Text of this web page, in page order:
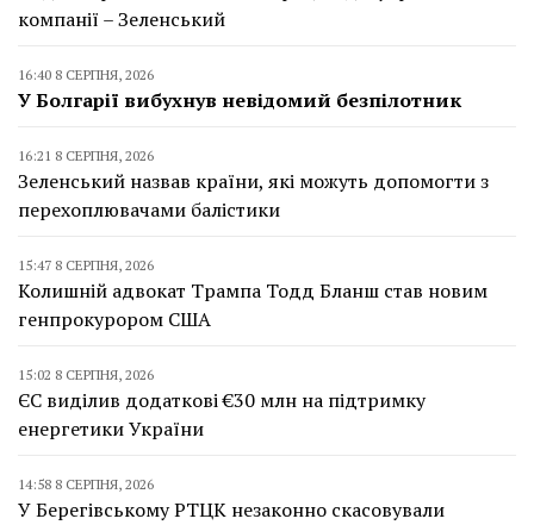
компанії – Зеленський
16:40 8 СЕРПНЯ, 2026
У Болгарії вибухнув невідомий безпілотник
16:21 8 СЕРПНЯ, 2026
Зеленський назвав країни, які можуть допомогти з
перехоплювачами балістики
15:47 8 СЕРПНЯ, 2026
Колишній адвокат Трампа Тодд Бланш став новим
генпрокурором США
15:02 8 СЕРПНЯ, 2026
ЄС виділив додаткові €30 млн на підтримку
енергетики України
14:58 8 СЕРПНЯ, 2026
У Берегівському РТЦК незаконно скасовували